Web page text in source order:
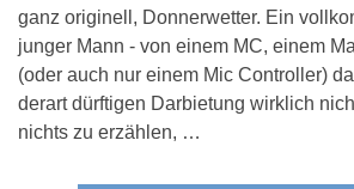
ganz originell, Donnerwetter. Ein
junger Mann - von einem MC, einem
(oder auch nur einem Mic Controller)
derart dürftigen Darbietung wirklich
nichts zu erzählen, …